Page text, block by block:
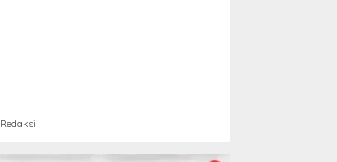
Redaksi